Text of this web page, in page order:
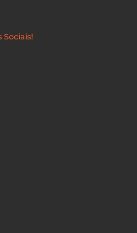
Sociais!